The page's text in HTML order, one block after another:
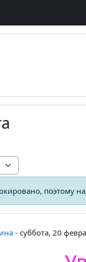
поэтому
- суббота, 20
0